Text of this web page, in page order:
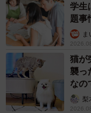
学生
題事
猫が
襲っ
なの
いい
梨